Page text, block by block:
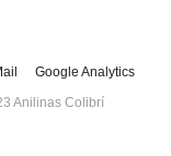
Google Analytics
Anilinas Colibrí